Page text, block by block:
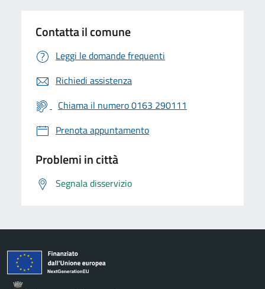
Contatta il comune
Leggi le domande frequenti
Richiedi assistenza
Chiama il numero 0163 290111
Prenota appuntamento
Problemi in città
Segnala disservizio